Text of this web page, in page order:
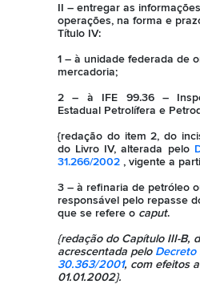
II – entregar as
operações, na forma e
Título IV:
1 – à unidade federada de
mercadoria;
2 – à IFE 99.36 –
Estadual Petrolífera e
{redação do item 2, do
do Livro IV, alterada pelo
31.266/2002 , vigente a
3 – à refinaria de petróleo
responsável pelo repasse
que se refere o caput.
{redação do Capítulo III-B,
acrescentada pelo Decreto
30.363/2001, com efeitos
01.01.2002}.